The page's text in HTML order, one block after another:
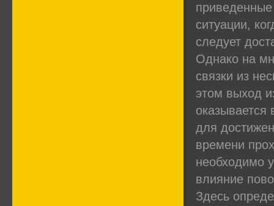
ситуации,
следует
Однако на
связки из
этом выход
для
времени
необходимо
влияние
Здесь